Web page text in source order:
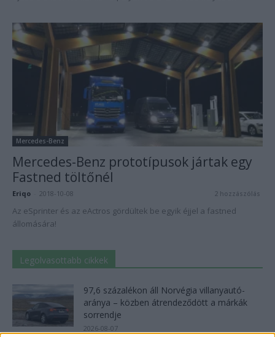
Mercedes-Benz
Mercedes-Benz prototípusok jártak egy
Fastned töltőnél
Eriqo 2018-10-08 2 hozzászólás
Az eSprinter és az eActros gördültek be egyik éjjel a fastned
állomására!
Legolvasottabb cikkek
97,6 százalékon áll Norvégia villanyautó-
aránya – közben átrendeződött a márkák
sorrendje
2026-08-07